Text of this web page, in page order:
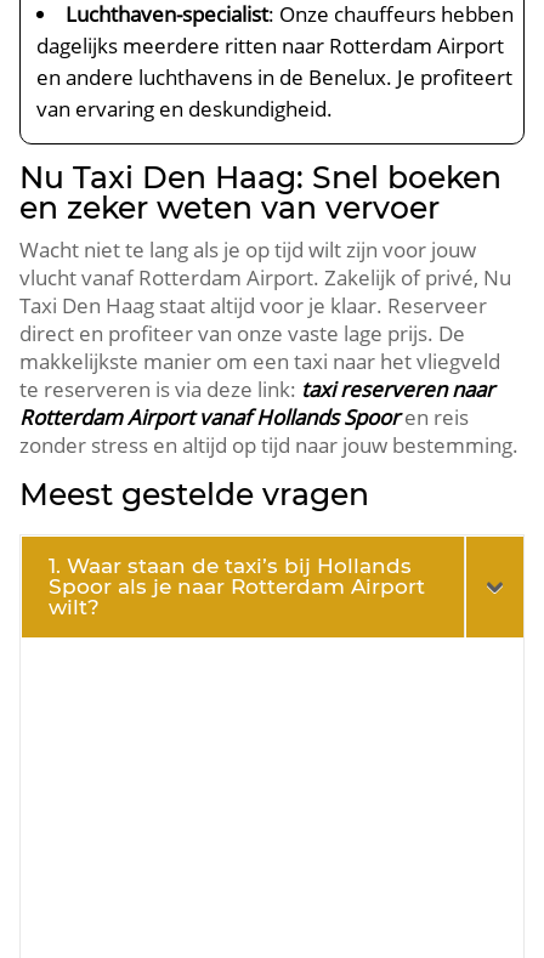
Luchthaven-specialist: Onze chauffeurs hebben
dagelijks meerdere ritten naar Rotterdam Airport
en andere luchthavens in de Benelux. Je profiteert
van ervaring en deskundigheid.
Nu Taxi Den Haag: Snel boeken
en zeker weten van vervoer
Wacht niet te lang als je op tijd wilt zijn voor jouw
vlucht vanaf Rotterdam Airport. Zakelijk of privé, Nu
Taxi Den Haag staat altijd voor je klaar. Reserveer
direct en profiteer van onze vaste lage prijs. De
makkelijkste manier om een taxi naar het vliegveld
te reserveren is via deze link: taxi reserveren naar
Rotterdam Airport vanaf Hollands Spooren reis
zonder stress en altijd op tijd naar jouw bestemming.
Meest gestelde vragen
1. Waar staan de taxi’s bij Hollands
Spoor als je naar Rotterdam Airport
wilt?